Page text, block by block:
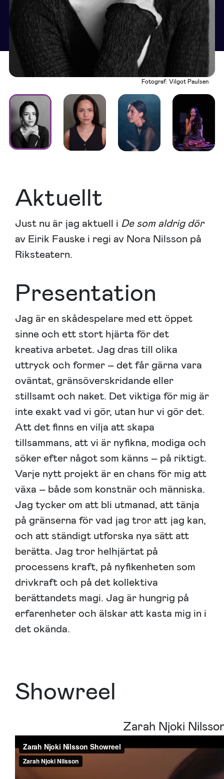
Fotograf: Vilgot Paulsen
Aktuellt
Just nu är jag aktuell i De som aldrig dör
av Eirik Fauske i regi av Nora Nilsson på
Riksteatern.
Presentation
Jag är en skådespelare med ett öppet
sinne och ett stort hjärta för det
kreativa arbetet. Jag dras till olika
uttryck och former – det får gärna vara
oväntat, gränsöverskridande eller
stillsamt och naket. Det viktiga för mig är
inte exakt vad vi gör, utan hur vi gör det.
Att det finns en vilja att skapa
tillsammans, att vi är nyfikna, modiga och
söker efter något som känns – på riktigt.
Varje nytt projekt är en chans för mig att
växa – både som konstnär och människa.
Jag tycker om att bli utmanad, att tänja
på gränserna för vad jag tror att jag kan,
och att ständigt utforska nya sätt att
berätta. Jag tror helhjärtat på
processens kraft, på nyfikenheten som
drivkraft och på det kollektiva
berättandets magi. Jag är hungrig på
erfarenheter och älskar att kasta mig in i
det okända.
Showreel
Zarah Njoki